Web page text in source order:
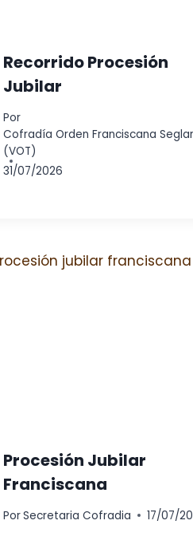
Recorrido Procesión
Jubilar
Por
Cofradía Orden Franciscana Seglar
(VOT)
31/07/2026
Procesión Jubilar
Franciscana
PorSecretaria Cofradia 17/07/